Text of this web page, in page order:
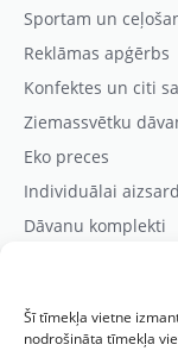
Šī tīmekļa vietne
nodrošināta tīmekļa
Sportam un
Reklāmas apģērbs
Konfektes un citi
Ziemassvētku
Eko preces
Individuālai
Dāvanu komplekti